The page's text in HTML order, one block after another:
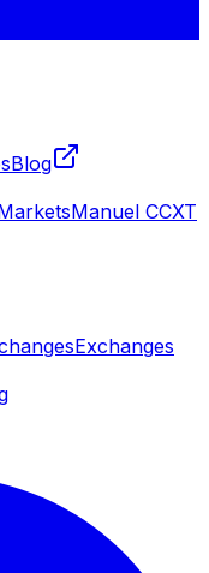
Blog
Manuel CCXT
Exchanges